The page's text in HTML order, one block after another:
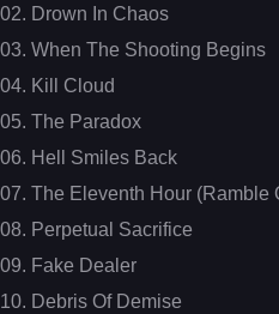
02. Drown In Chaos
03. When The Shooting Begins
04. Kill Cloud
05. The Paradox
06. Hell Smiles Back
07. The Eleventh Hour (Ramble
08. Perpetual Sacrifice
09. Fake Dealer
10. Debris Of Demise